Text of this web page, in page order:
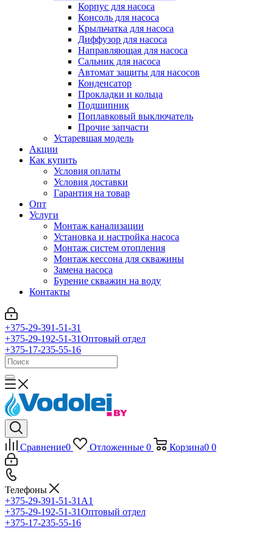
Корпус для насоса
Консоль для насоса
Крыльчатка для насоса
Диффузор для насоса
Направляющая для насоса
Сальник для насоса
Автомат защиты для насосов
Конденсатор
Прокладки и кольца
Подшипник
Поплавковый выключатель
Прочие запчасти
Устаревшая модель
Акции
Как купить
Условия оплаты
Условия доставки
Гарантия на товар
Опт
Услуги
Монтаж канализации
Установка и настройка насоса
Монтаж систем отопления
Монтаж кессона для скважины
Замена насоса
Бурение скважин на воду
Контакты
+375-29-391-51-31
+375-29-192-51-31Оптовый отдел
+375-17-235-55-16
Сравнение0 Отложенные 0 Корзина0 0
Телефоны
+375-29-391-51-31 A1
+375-29-192-51-31Оптовый отдел
+375-17-235-55-16